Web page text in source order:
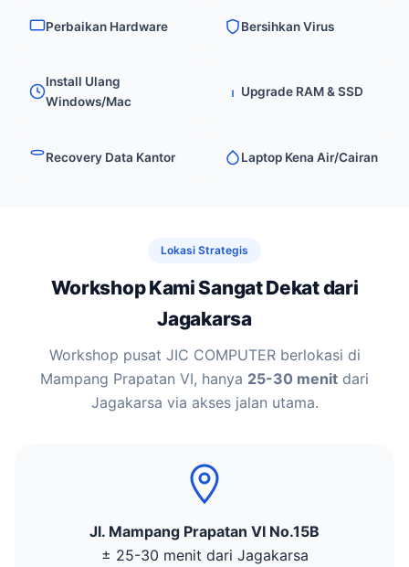
Perbaikan Hardware Bersihkan Virus
Install Ulang
Windows/Mac
Upgrade RAM & SSD
Recovery Data Kantor Laptop Kena Air/Cairan
Lokasi Strategis
Workshop Kami Sangat Dekat dari
Jagakarsa
Workshop pusat JIC COMPUTER berlokasi di
Mampang Prapatan VI, hanya 25-30 menit dari
Jagakarsa via akses jalan utama.
Jl. Mampang Prapatan VI No.15B
± 25-30 menit dari Jagakarsa